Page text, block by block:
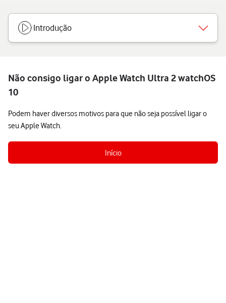
Introdução
Não consigo ligar o Apple Watch Ultra 2 watchOS
10
Podem haver diversos motivos para que não seja possível ligar o
seu Apple Watch.
Início